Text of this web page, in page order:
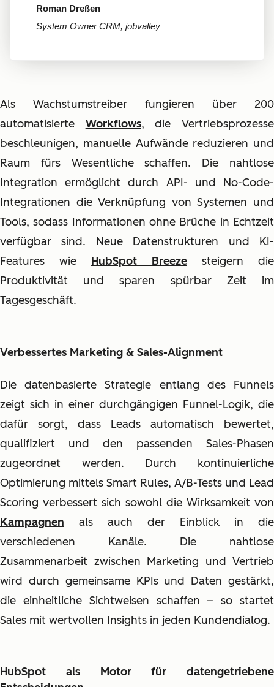
Roman Dreßen
System Owner CRM, jobvalley
Als Wachstumstreiber fungieren über 200
automatisierte Workflows, die Vertriebsprozesse
beschleunigen, manuelle Aufwände reduzieren und
Raum fürs Wesentliche schaffen. Die nahtlose
Integration ermöglicht durch API- und No-Code-
Integrationen die Verknüpfung von Systemen und
Tools, sodass Informationen ohne Brüche in Echtzeit
verfügbar sind. Neue Datenstrukturen und KI-
Features wie HubSpot Breeze steigern die
Produktivität und sparen spürbar Zeit im
Tagesgeschäft.
Verbessertes Marketing & Sales-Alignment
Die datenbasierte Strategie entlang des Funnels
zeigt sich in einer durchgängigen Funnel-Logik, die
dafür sorgt, dass Leads automatisch bewertet,
qualifiziert und den passenden Sales-Phasen
zugeordnet werden. Durch kontinuierliche
Optimierung mittels Smart Rules, A/B-Tests und Lead
Scoring verbessert sich sowohl die Wirksamkeit von
Kampagnen als auch der Einblick in die
verschiedenen Kanäle. Die nahtlose
Zusammenarbeit zwischen Marketing und Vertrieb
wird durch gemeinsame KPIs und Daten gestärkt,
die einheitliche Sichtweisen schaffen – so startet
Sales mit wertvollen Insights in jeden Kundendialog.
HubSpot als Motor für datengetriebene